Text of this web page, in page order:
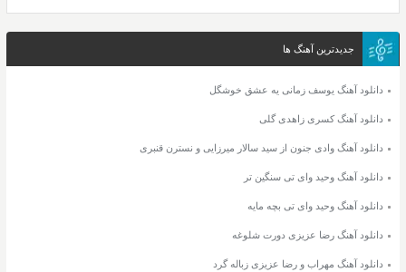
جدیدترین آهنگ ها
دانلود آهنگ یوسف زمانی یه عشق خوشگل
دانلود آهنگ کسری زاهدی گلی
دانلود آهنگ وادی جنون از سید سالار میرزایی و نسترن قنبری
دانلود آهنگ وحید وای تی سنگین تر
دانلود آهنگ وحید وای تی بچه مایه
دانلود آهنگ رضا عزیزی دورت شلوغه
دانلود آهنگ مهراب و رضا عزیزی زباله گرد